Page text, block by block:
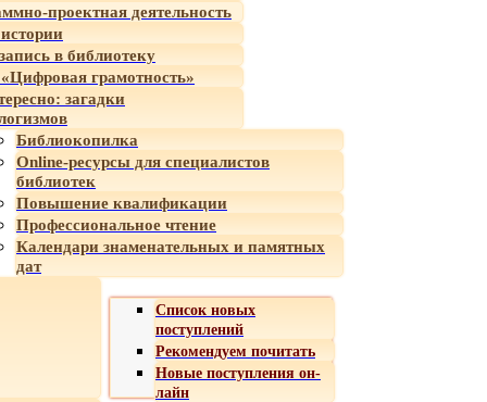
проектная деятельность
в библиотеку
грамотность»
загадки
Библиокопилка
Online-ресурсы для специалистов
библиотек
Повышение квалификации
Профессиональное чтение
Календари знаменательных и памятных
дат
Список новых
поступлений
Рекомендуем почитать
Новые поступления он-
лайн